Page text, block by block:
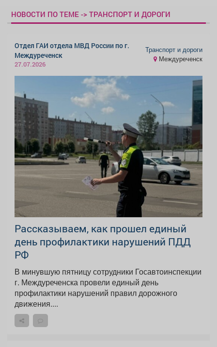
руководство
горными и
взрывными
НОВОСТИ ПО ТЕМЕ -> ТРАНСПОРТ И ДОРОГИ
Отдел ГАИ отдела МВД России по г.
Междуреченск
27.07.2026
Транспорт и дороги
Междуреченск
Рассказываем, как прошел единый
день профилактики нарушений ПДД
РФ
В минувшую пятницу сотрудники Госавтоинспекции
г. Междуреченска провели единый день
профилактики нарушений правил дорожного
движения....